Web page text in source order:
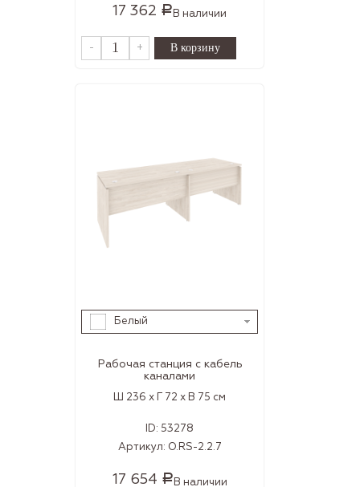
17 362 Р В наличии
- +
Белый
Рабочая станция с кабель
каналами
Ш 236 x Г 72 x В 75 см
ID: 53278
Артикул: O.RS-2.2.7
17 654 Р В наличии